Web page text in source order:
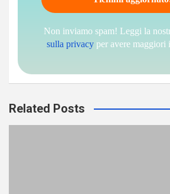
Non inviamo spam! Leggi la
sulla privacy per avere maggiori
Related Posts